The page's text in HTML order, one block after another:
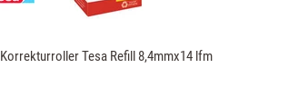
Korrekturroller Tesa Refill 8,4mmx14 lfm